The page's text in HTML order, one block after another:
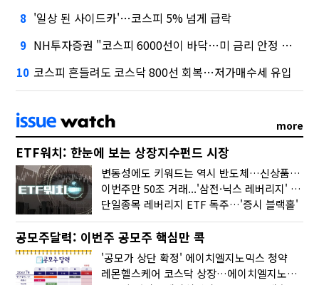
8 '일상 된 사이드카'…코스피 5% 넘게 급락
9 NH투자증권 "코스피 6000선이 바닥…미 금리 안정 후 추가 회복"
10 코스피 흔들려도 코스닥 800선 회복…저가매수세 유입
more
ETF워치: 한눈에 보는 상장지수펀드 시장
변동성에도 키워드는 역시 반도체…신상품은 우주·방산
이번주만 50조 거래...'삼전·닉스 레버리지' 수익률은 -30%
단일종목 레버리지 ETF 독주…'증시 블랙홀'
공모주달력: 이번주 공모주 핵심만 콕
'공모가 상단 확정' 에이치엘지노믹스 청약
레몬헬스케어 코스닥 상장…에이치엘지노믹스 수요예측